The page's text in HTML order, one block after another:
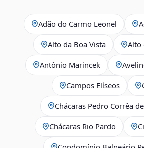
Adão do Carmo Leonel
Alto da Boa Vista Alto
Antônio Marincek
Campos Elíseos
Chácaras Pedro Corrêa
Chácaras Rio Pardo